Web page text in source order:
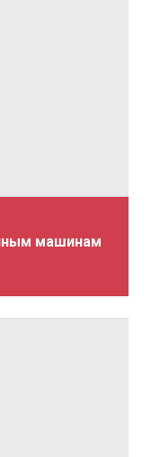
машинам